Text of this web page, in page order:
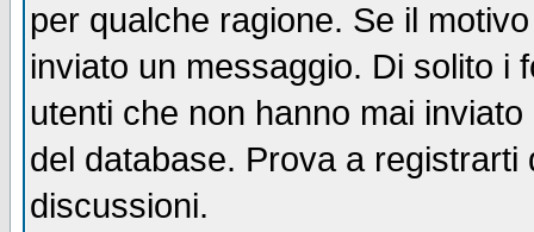
per qualche ragione. Se il
inviato un messaggio. Di solito i
utenti che non hanno mai
del database. Prova a
discussioni.